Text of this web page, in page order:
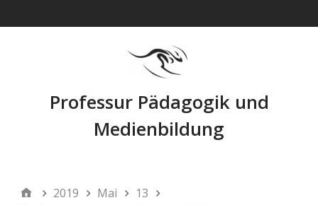
Professur Pädagogik und
Medienbildung
2019 Mai
13